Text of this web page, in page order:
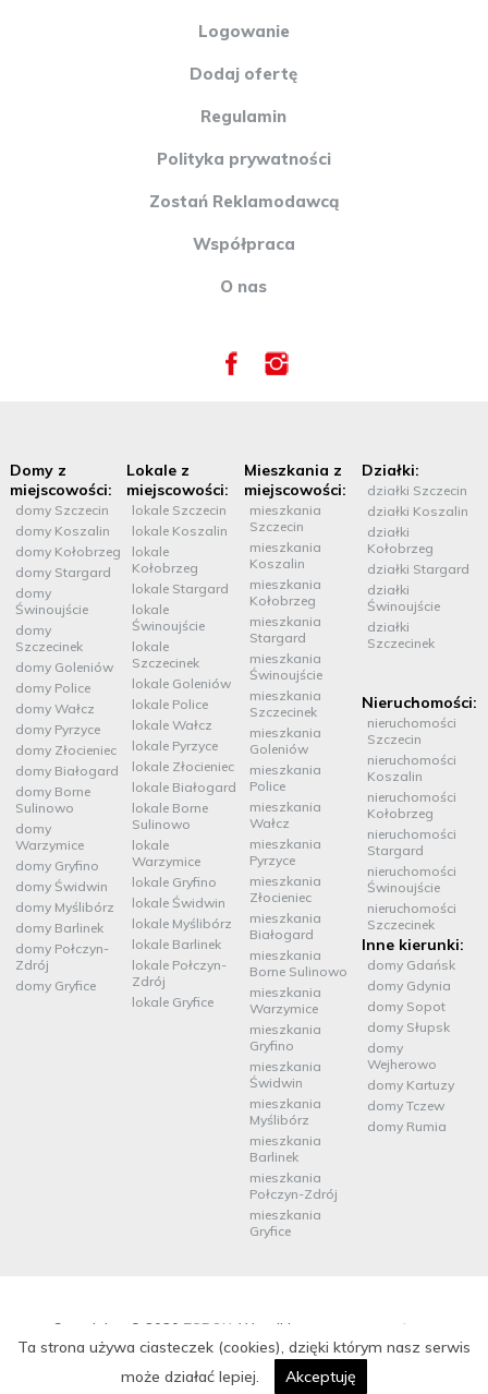
Logowanie
Dodaj ofertę
Regulamin
Polityka prywatności
Zostań Reklamodawcą
Współpraca
O nas
Domy z
miejscowości:
domy Szczecin
domy Koszalin
domy Kołobrzeg
domy Stargard
domy
Świnoujście
domy
Szczecinek
domy Goleniów
domy Police
domy Wałcz
domy Pyrzyce
domy Złocieniec
domy Białogard
domy Borne
Sulinowo
domy
Warzymice
domy Gryfino
domy Świdwin
domy Myślibórz
domy Barlinek
domy Połczyn-
Zdrój
domy Gryfice
Lokale z
miejscowości:
lokale Szczecin
lokale Koszalin
lokale
Kołobrzeg
lokale Stargard
lokale
Świnoujście
lokale
Szczecinek
lokale Goleniów
lokale Police
lokale Wałcz
lokale Pyrzyce
lokale Złocieniec
lokale Białogard
lokale Borne
Sulinowo
lokale
Warzymice
lokale Gryfino
lokale Świdwin
lokale Myślibórz
lokale Barlinek
lokale Połczyn-
Zdrój
lokale Gryfice
Mieszkania z
miejscowości:
mieszkania
Szczecin
mieszkania
Koszalin
mieszkania
Kołobrzeg
mieszkania
Stargard
mieszkania
Świnoujście
mieszkania
Szczecinek
mieszkania
Goleniów
mieszkania
Police
mieszkania
Wałcz
mieszkania
Pyrzyce
mieszkania
Złocieniec
mieszkania
Białogard
mieszkania
Borne Sulinowo
mieszkania
Warzymice
mieszkania
Gryfino
mieszkania
Świdwin
mieszkania
Myślibórz
mieszkania
Barlinek
mieszkania
Połczyn-Zdrój
mieszkania
Gryfice
Działki:
działki Szczecin
działki Koszalin
działki
Kołobrzeg
działki Stargard
działki
Świnoujście
działki
Szczecinek
Nieruchomości:
nieruchomości
Szczecin
nieruchomości
Koszalin
nieruchomości
Kołobrzeg
nieruchomości
Stargard
nieruchomości
Świnoujście
nieruchomości
Szczecinek
Inne kierunki:
domy Gdańsk
domy Gdynia
domy Sopot
domy Słupsk
domy
Wejherowo
domy Kartuzy
domy Tczew
domy Rumia
Copyrights © 2020 ZSPON . Wszelkie prawa zastrzeżone
realizacja portalu:program dla biur nieruchomości mediaRent,
Virtual People
Ta strona używa ciasteczek (cookies), dzięki którym nasz serwis
może działać lepiej.
Akceptuję